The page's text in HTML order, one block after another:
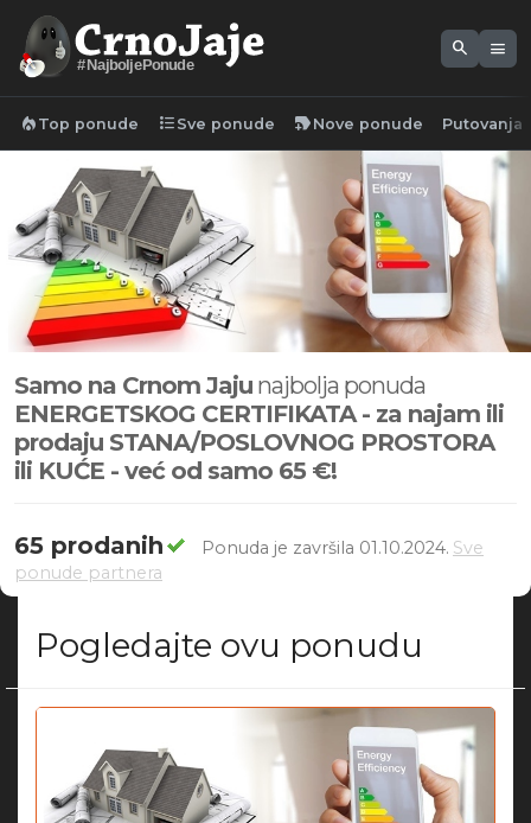
#NajboljePonude
search menu
local_fire_department Top ponude format_list_bulleted Sve ponude new_label Nove ponude Putovanja
Samo na Crnom Jaju najbolja ponuda
ENERGETSKOG CERTIFIKATA - za najam ili
prodaju STANA/POSLOVNOG PROSTORA
ili KUĆE - već od samo 65 €!
65 prodanih Ponuda je završila 01.10.2024. Sve
ponude partnera
Pogledajte ovu ponudu